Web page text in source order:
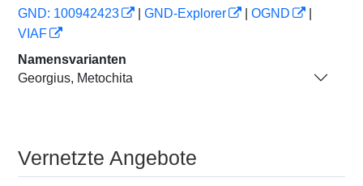
GND: 100942423
GND-Explorer OGND
VIAF
Namensvarianten
Georgius, Metochita
Vernetzte Angebote